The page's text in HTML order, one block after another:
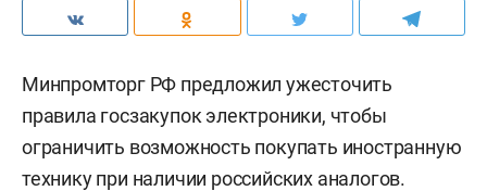
Минпромторг РФ предложил ужесточить
правила госзакупок электроники, чтобы
ограничить возможность покупать иностранную
технику при наличии российских аналогов.